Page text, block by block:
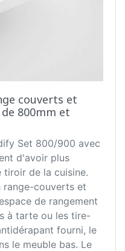
couverts et
800mm et
Set 800/900 avec
d'avoir plus
de la cuisine.
range-couverts et
de rangement
à tarte ou les tire-
fourni, le
le meuble bas. Le